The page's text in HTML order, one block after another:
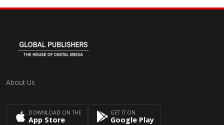
About Us
DOWNLOAD ON THE
App Store
GET IT ON
Google Play